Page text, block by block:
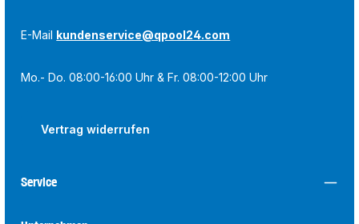
E-Mail kundenservice@qpool24.com
Mo.- Do. 08:00-16:00 Uhr & Fr. 08:00-12:00 Uhr
Vertrag widerrufen
Service